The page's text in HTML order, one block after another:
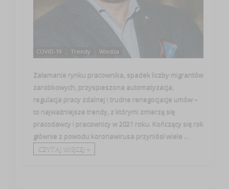
COVID-19 Trendy Wiedza
Załamanie rynku pracownika, spadek liczby migrantów
zarobkowych, przyspieszona automatyzacja,
regulacja pracy zdalnej i trudne renegocjacje umów –
to najważniejsze trendy, z którymi zmierzą się
pracodawcy i pracownicy w 2021 roku. Kończący się rok
głównie z powodu koronawirusa przyniósł wiele ...
CZYTAJ WIĘCEJ +